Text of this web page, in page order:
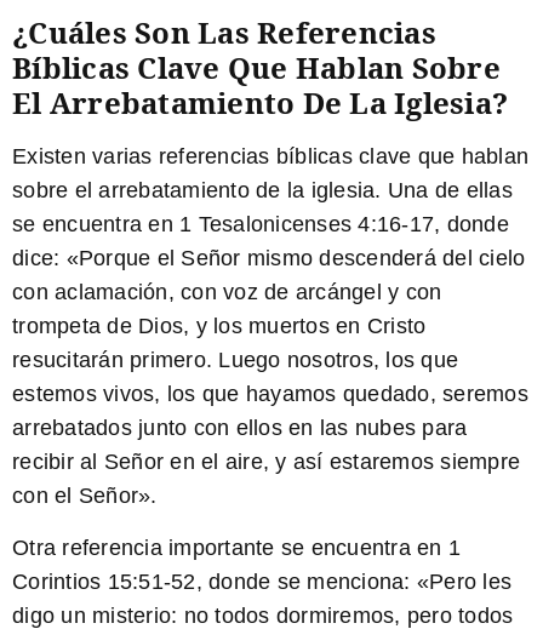
¿Cuáles Son Las Referencias
Bíblicas Clave Que Hablan Sobre
El Arrebatamiento De La Iglesia?
Existen varias referencias bíblicas clave que hablan
sobre el arrebatamiento de la iglesia. Una de ellas
se encuentra en 1 Tesalonicenses 4:16-17, donde
dice: «Porque el Señor mismodescenderá del cielo
con aclamación, con voz de arcángel y con
trompeta de Dios, y los muertos en Cristo
resucitarán primero. Luego nosotros, los que
estemos vivos, los que hayamos quedado, seremos
arrebatados junto con ellos en las nubes para
recibir al Señor en el aire, y así estaremos siempre
con el Señor».
Otra referencia importante se encuentra en 1
Corintios 15:51-52, donde se menciona: «Pero les
digo un misterio: no todos dormiremos, pero todos